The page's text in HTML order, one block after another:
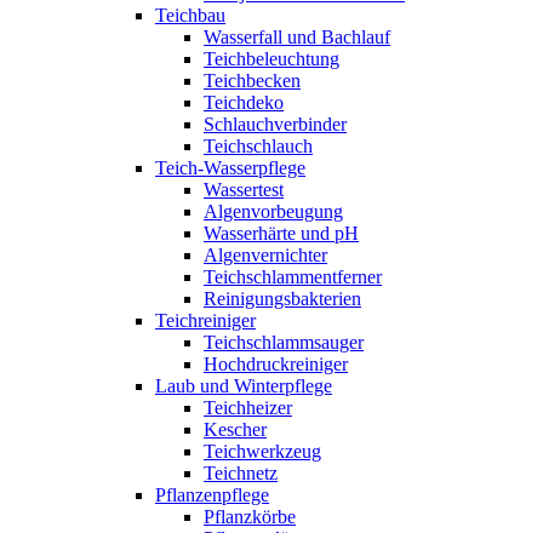
Teichbau
Wasserfall und Bachlauf
Teichbeleuchtung
Teichbecken
Teichdeko
Schlauchverbinder
Teichschlauch
Teich-Wasserpflege
Wassertest
Algenvorbeugung
Wasserhärte und pH
Algenvernichter
Teichschlammentferner
Reinigungsbakterien
Teichreiniger
Teichschlammsauger
Hochdruckreiniger
Laub und Winterpflege
Teichheizer
Kescher
Teichwerkzeug
Teichnetz
Pflanzenpflege
Pflanzkörbe